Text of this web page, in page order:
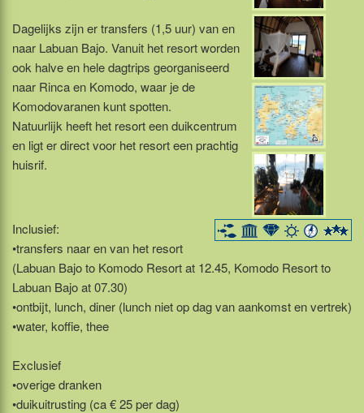
Dagelijks zijn er transfers (1,5 uur) van en
naar Labuan Bajo. Vanuit het resort worden
ook halve en hele dagtrips georganiseerd
naar Rinca en Komodo, waar je de
Komodovaranen kunt spotten.
Natuurlijk heeft het resort een duikcentrum
en ligt er direct voor het resort een prachtig
huisrif.
Inclusief:
•transfers naar en van het resort
(Labuan Bajo to Komodo Resort at 12.45, Komodo Resort to
Labuan Bajo at 07.30)
•ontbijt, lunch, diner (lunch niet op dag van aankomst en vertrek)
•water, koffie, thee
Exclusief
•overige dranken
•duikuitrusting (ca € 25 per dag)